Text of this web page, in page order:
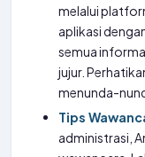
melalui
aplikasi
semua
jujur.
menunda-
Tips
administrasi,